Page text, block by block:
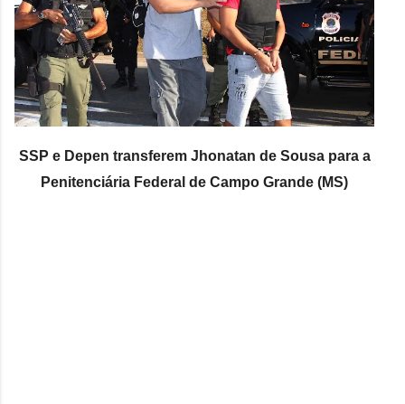
SSP e Depen transferem Jhonatan de Sousa para a
Penitenciária Federal de Campo Grande (MS)